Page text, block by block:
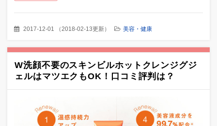
2017-12-01 （ 2018-02-13更新） 美容・健康
W洗顔不要のスキンビルホットクレンジグジ
ェルはマツエクもOK！口コミ評判は？